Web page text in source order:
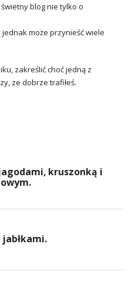
blog nie tylko o
może przynieść wiele
zakreślić choć jedną z
ze dobrze trafiłeś.